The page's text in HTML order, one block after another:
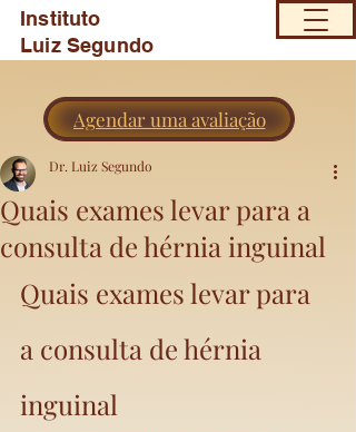
Instituto
Luiz Segundo
Agendar uma avaliação
Quais exames levar para a
consulta de hérnia inguinal
Dr. Luiz Segundo
Quais exames levar para
a consulta de hérnia
inguinal